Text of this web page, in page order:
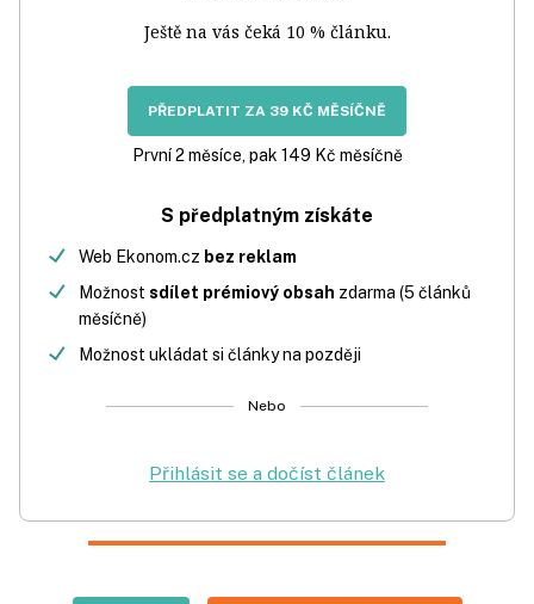
Ještě na vás čeká 10 % článku.
PŘEDPLATIT ZA 39 KČ MĚSÍČNĚ
První 2 měsíce, pak 149 Kč měsíčně
S předplatným získáte
Web Ekonom.cz bez reklam
Možnost sdílet prémiový obsah zdarma (5 článků
měsíčně)
Možnost ukládat si články na později
Nebo
Přihlásit se a dočíst článek